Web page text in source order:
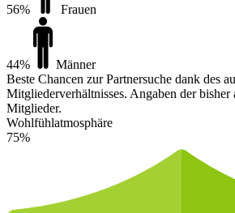
56% Frauen
44%
Männer
Beste Chancen zur Partnersuche dank des
Mitgliederverhältnisses. Angaben der bisher
Mitglieder.
Wohlfühlatmosphäre
75%